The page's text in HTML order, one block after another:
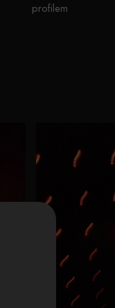
profilem